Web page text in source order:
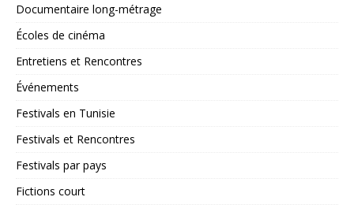
Documentaire long-métrage
Écoles de cinéma
Entretiens et Rencontres
Événements
Festivals en Tunisie
Festivals et Rencontres
Festivals par pays
Fictions court